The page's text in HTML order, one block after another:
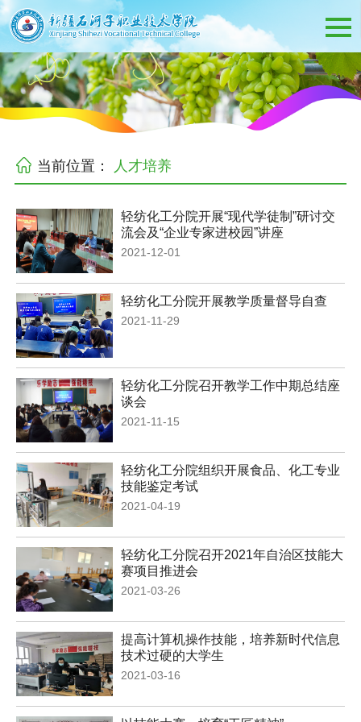
当前位置： 人才培养
轻纺化工分院开展“现代学徒制”研讨交
流会及“企业专家进校园”讲座
2021-12-01
轻纺化工分院开展教学质量督导自查
2021-11-29
轻纺化工分院召开教学工作中期总结座
谈会
2021-11-15
轻纺化工分院组织开展食品、化工专业
技能鉴定考试
2021-04-19
轻纺化工分院召开2021年自治区技能大
赛项目推进会
2021-03-26
提高计算机操作技能，培养新时代信息
技术过硬的大学生
2021-03-16